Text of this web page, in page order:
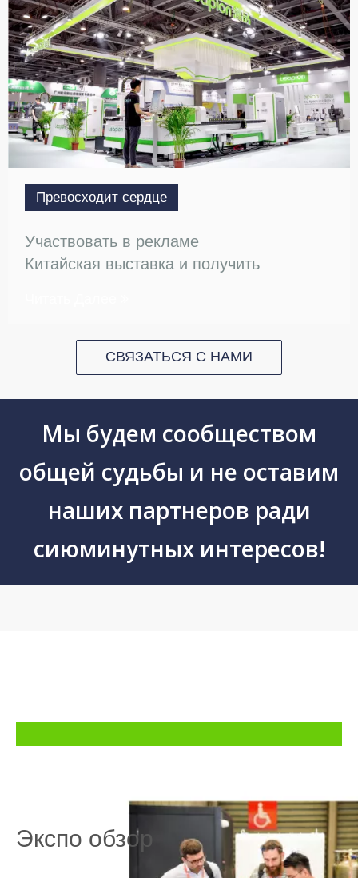
Превосходит сердце
Участвовать в рекламе
Китайская выставка и получить
СВЯЗАТЬСЯ С НАМИ
Мы будем сообществом
общей судьбы и не оставим
наших партнеров ради
сиюминутных интересов!
Экспо обзор